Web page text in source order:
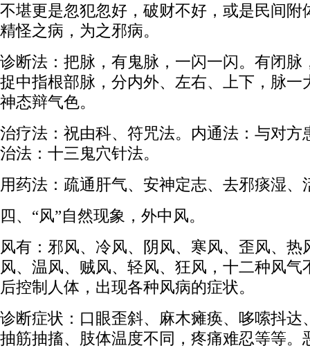
不堪更是忽犯忽好，破财不好，或是民间附
精怪之病，为之邪病。
诊断法：把脉，有鬼脉，一闪一闪。有闭脉
捉中指根部脉，分内外、左右、上下，脉一
神态辩气色。
治疗法：祝由科、符咒法。内通法：与对方
治法：十三鬼穴针法。
用药法：疏通肝气、安神定志、去邪痰湿、
四、“风”自然现象，外中风。
风有：邪风、冷风、阴风、寒风、歪风、热
风、温风、贼风、轻风、狂风，十二种风气
后控制人体，出现各种风病的症状。
诊断症状：口眼歪斜、麻木瘫痪、哆嗦抖达
抽筋抽搐、肢体温度不同，疼痛难忍等等。